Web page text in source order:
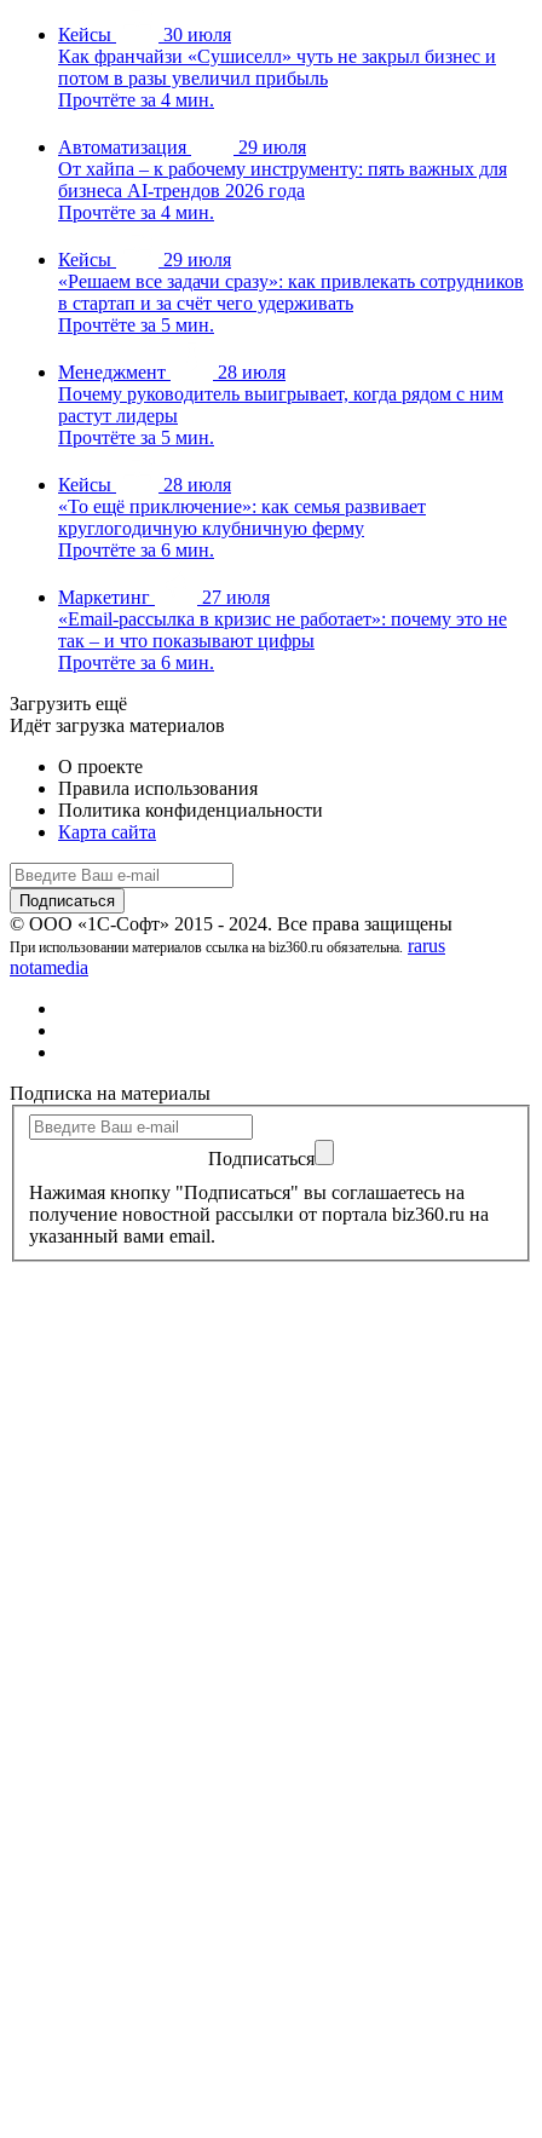
Кейсы
30 июля
Как франчайзи «Сушиселл» чуть не закрыл бизнес и
потом в разы увеличил прибыль
Прочтёте за 4 мин.
Автоматизация
29 июля
От хайпа – к рабочему инструменту: пять важных для
бизнеса AI-трендов 2026 года
Прочтёте за 4 мин.
Кейсы
29 июля
«Решаем все задачи сразу»: как привлекать сотрудников
в стартап и за счёт чего удерживать
Прочтёте за 5 мин.
Менеджмент
28 июля
Почему руководитель выигрывает, когда рядом с ним
растут лидеры
Прочтёте за 5 мин.
Кейсы
28 июля
«То ещё приключение»: как семья развивает
круглогодичную клубничную ферму
Прочтёте за 6 мин.
Маркетинг
27 июля
«Email-рассылка в кризис не работает»: почему это не
так – и что показывают цифры
Прочтёте за 6 мин.
Загрузить ещё
Идёт загрузка материалов
О проекте
Правила использования
Политика конфиденциальности
Карта сайта
© ООО «1С-Софт» 2015 - 2024. Все права защищены
При использовании материалов ссылка на biz360.ru обязательна. rarus
notamedia
Подписка на материалы
Подписаться
Нажимая кнопку "Подписаться" вы соглашаетесь на
получение новостной рассылки от портала biz360.ru на
указанный вами email.